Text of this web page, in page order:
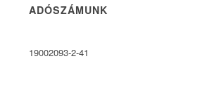
ADÓSZÁMUNK
19002093-2-41